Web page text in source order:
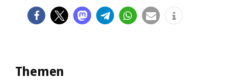
Themen